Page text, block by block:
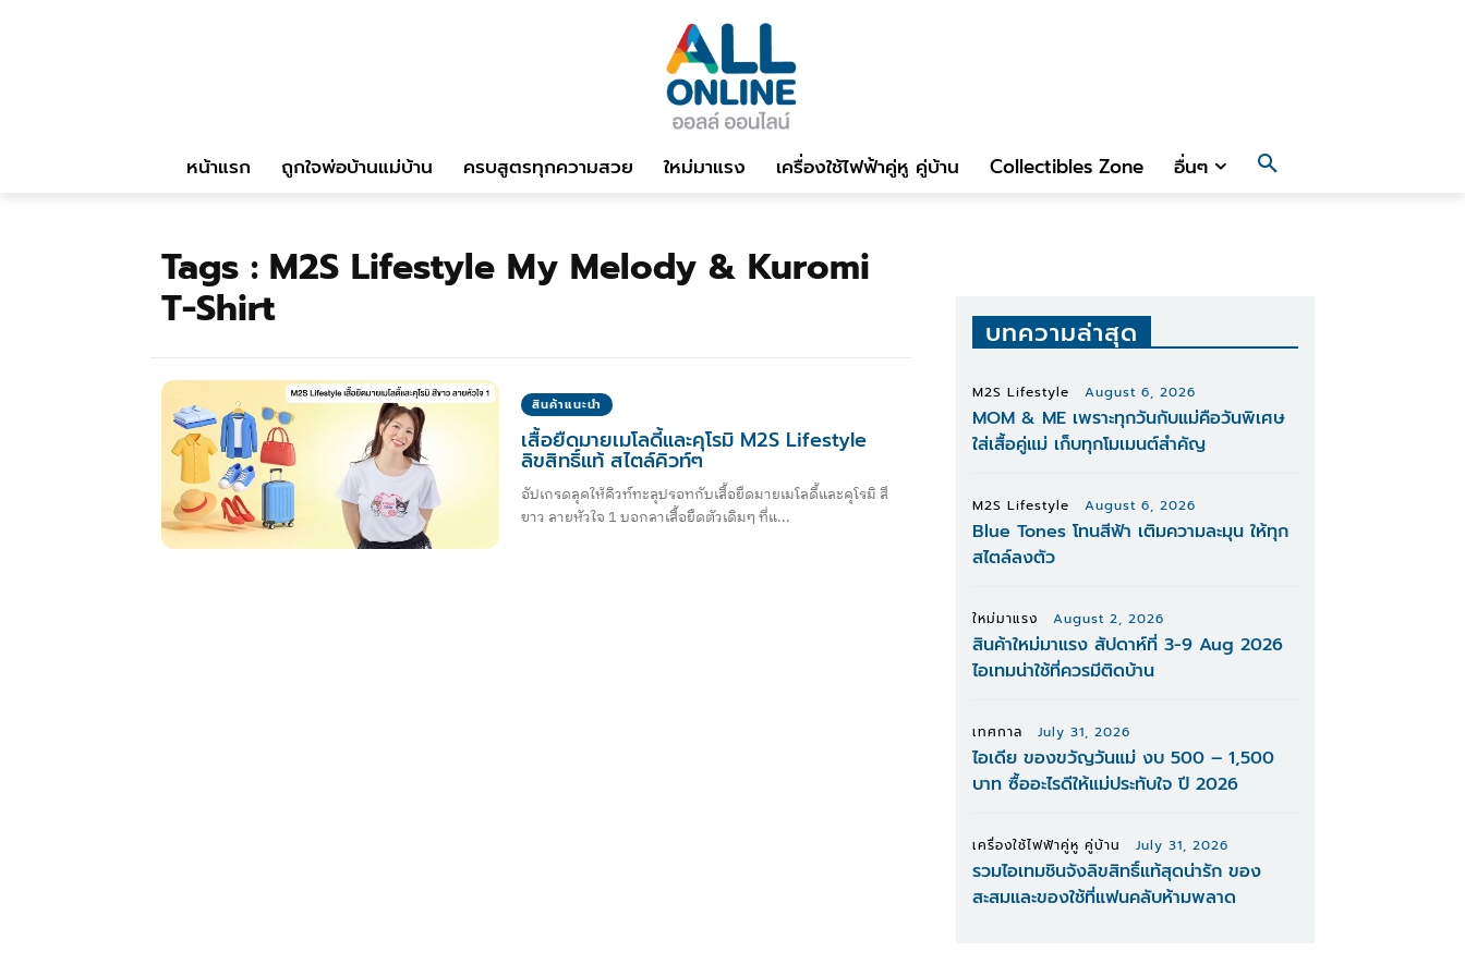
หน้าแรก ถูกใจพ่อบ้านแม่บ้าน ครบสูตรทุกความสวย ใหม่มาแรง เครื่องใช้ไฟฟ้าคู่หู คู่บ้าน Collectibles Zone อื่นๆ
Tags : M2S Lifestyle My Melody & Kuromi
T-Shirt
สินค้าแนะนำ
เสื้อยืดมายเมโลดี้และคุโรมิ M2S Lifestyle
ลิขสิทธิ์แท้ สไตล์คิวท์ๆ
อัปเกรดลุคให้คิวท์ทะลุปรอทกับเสื้อยืดมายเมโลดี้และคุโรมิ สี
ขาว ลายหัวใจ 1 บอกลาเสื้อยืดตัวเดิมๆ ที่แ...
บทความล่าสุด
M2S Lifestyle August 6, 2026
MOM & ME เพราะทุกวันกับแม่คือวันพิเศษ
ใส่เสื้อคู่แม่ เก็บทุกโมเมนต์สำคัญ
M2S Lifestyle August 6, 2026
Blue Tones โทนสีฟ้า เติมความละมุน ให้ทุก
สไตล์ลงตัว
ใหม่มาแรง August 2, 2026
สินค้าใหม่มาแรง สัปดาห์ที่ 3-9 Aug 2026
ไอเทมน่าใช้ที่ควรมีติดบ้าน
เทศกาล July 31, 2026
ไอเดีย ของขวัญวันแม่ งบ 500 – 1,500
บาท ซื้ออะไรดีให้แม่ประทับใจ ปี 2026
เครื่องใช้ไฟฟ้าคู่หู คู่บ้าน July 31, 2026
รวมไอเทมชินจังลิขสิทธิ์แท้สุดน่ารัก ของ
สะสมและของใช้ที่แฟนคลับห้ามพลาด